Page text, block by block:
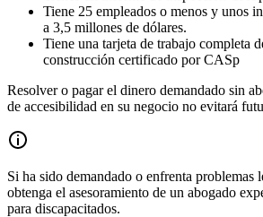
Tiene 25 empleados o menos y unos
a 3,5 millones de dólares.
Tiene una tarjeta de trabajo completa
construcción certificado por CASp
Resolver o pagar el dinero demandado sin
de accesibilidad en su negocio no evitará
Si ha sido demandado o enfrenta problemas
obtenga el asesoramiento de un abogado
para discapacitados.